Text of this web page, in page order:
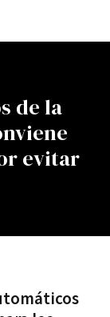
de la
evitar